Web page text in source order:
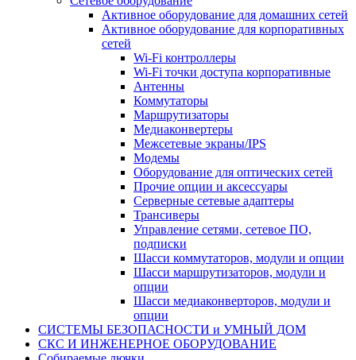
Активное оборудование для домашних сетей
Активное оборудование для корпоративных
сетей
Wi-Fi контроллеры
Wi-Fi точки доступа корпоративные
Антенны
Коммутаторы
Маршрутизаторы
Медиаконвертеры
Межсетевые экраны/IPS
Модемы
Оборудование для оптических сетей
Прочие опции и аксессуары
Серверные сетевые адаптеры
Трансиверы
Управление сетями, сетевое ПО,
подписки
Шасси коммутаторов, модули и опции
Шасси маршрутизаторов, модули и
опции
Шасси медиаконверторов, модули и
опции
СИСТЕМЫ БЕЗОПАСНОСТИ и УМНЫЙ ДОМ
СКС И ИНЖЕНЕРНОЕ ОБОРУДОВАНИЕ